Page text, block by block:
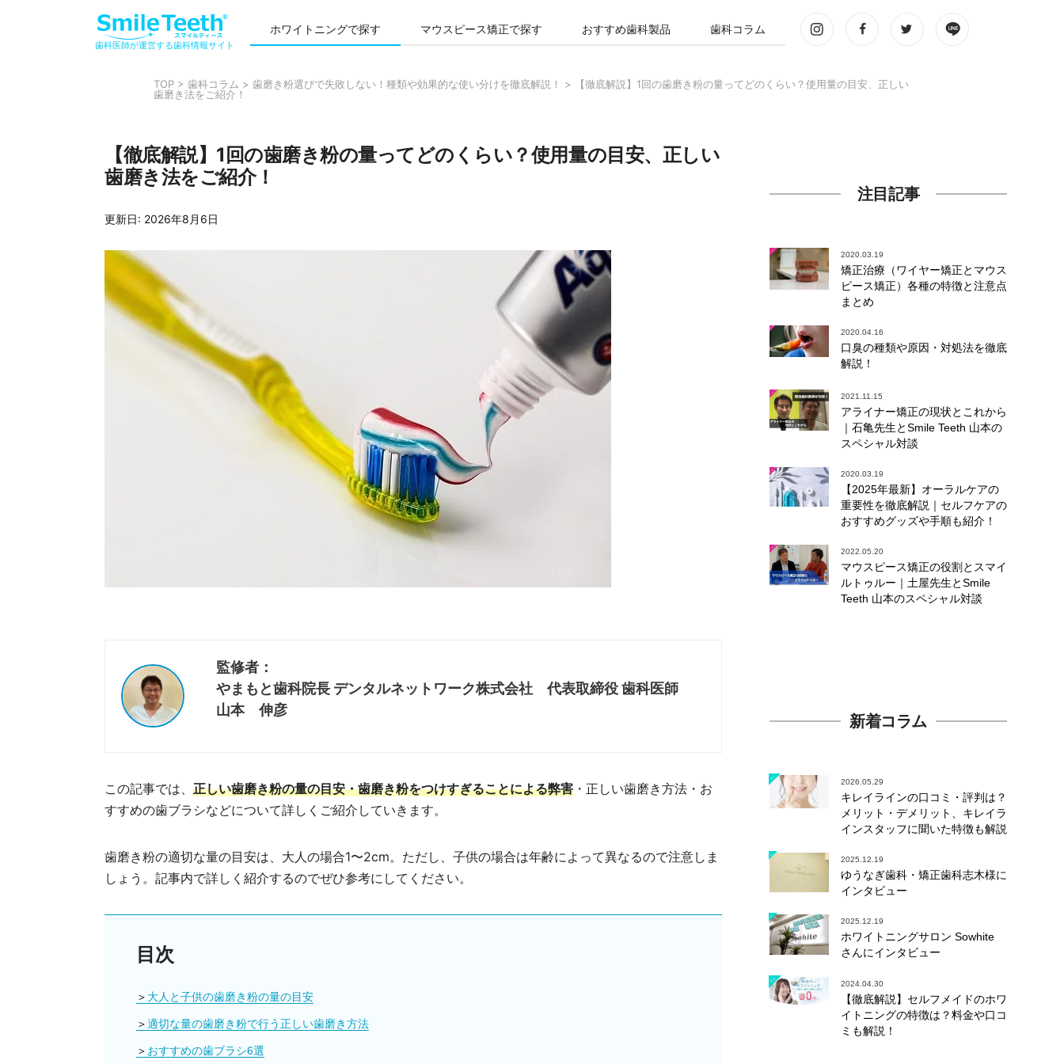
歯科医師が運営する歯科情報サイト
ホワイトニングで探す マウスピース矯正で探す おすすめ歯科製品 歯科コラム
TOP >歯科コラム >歯磨き粉選びで失敗しない！種類や効果的な使い分けを徹底解説！ >
【徹底解説】1回の歯磨き粉の量ってどのくらい？使用量の目安、正しい
歯磨き法をご紹介！
【徹底解説】1回の歯磨き粉の量ってどのくらい？使用量の目安、正しい
歯磨き法をご紹介！
更新日: 2026年8月6日
監修者：
やまもと歯科院長 デンタルネットワーク株式会社 代表取締役 歯科医師
山本 伸彦
この記事では、 正しい歯磨き粉の量の目安・歯磨き粉をつけすぎることによる弊害 ・正しい歯磨き方法・お
すすめの歯ブラシなどについて詳しくご紹介していきます。
歯磨き粉の適切な量の目安は、大人の場合1〜2cm。ただし、子供の場合は年齢によって異なるので注意しま
しょう。記事内で詳しく紹介するのでぜひ参考にしてください。
目次
大人と子供の歯磨き粉の量の目安
適切な量の歯磨き粉で行う正しい歯磨き方法
おすすめの歯ブラシ6選
注目記事
2020.03.19
矯正治療（ワイヤー矯正とマウス
ピース矯正）各種の特徴と注意点
まとめ
2020.04.16
口臭の種類や原因・対処法を徹底
解説！
2021.11.15
アライナー矯正の現状とこれから
｜石亀先生とSmile Teeth 山本の
スペシャル対談
2020.03.19
【2025年最新】オーラルケアの
重要性を徹底解説｜セルフケアの
おすすめグッズや手順も紹介！
2022.05.20
マウスピース矯正の役割とスマイ
ルトゥルー｜土屋先生とSmile
Teeth 山本のスペシャル対談
新着コラム
2026.05.29
キレイラインの口コミ・評判は？
メリット・デメリット、キレイラ
インスタッフに聞いた特徴も解説
2025.12.19
ゆうなぎ歯科・矯正歯科志木様に
インタビュー
2025.12.19
ホワイトニングサロン Sowhite
さんにインタビュー
2024.04.30
【徹底解説】セルフメイドのホワ
イトニングの特徴は？料金や口コ
ミも解説！